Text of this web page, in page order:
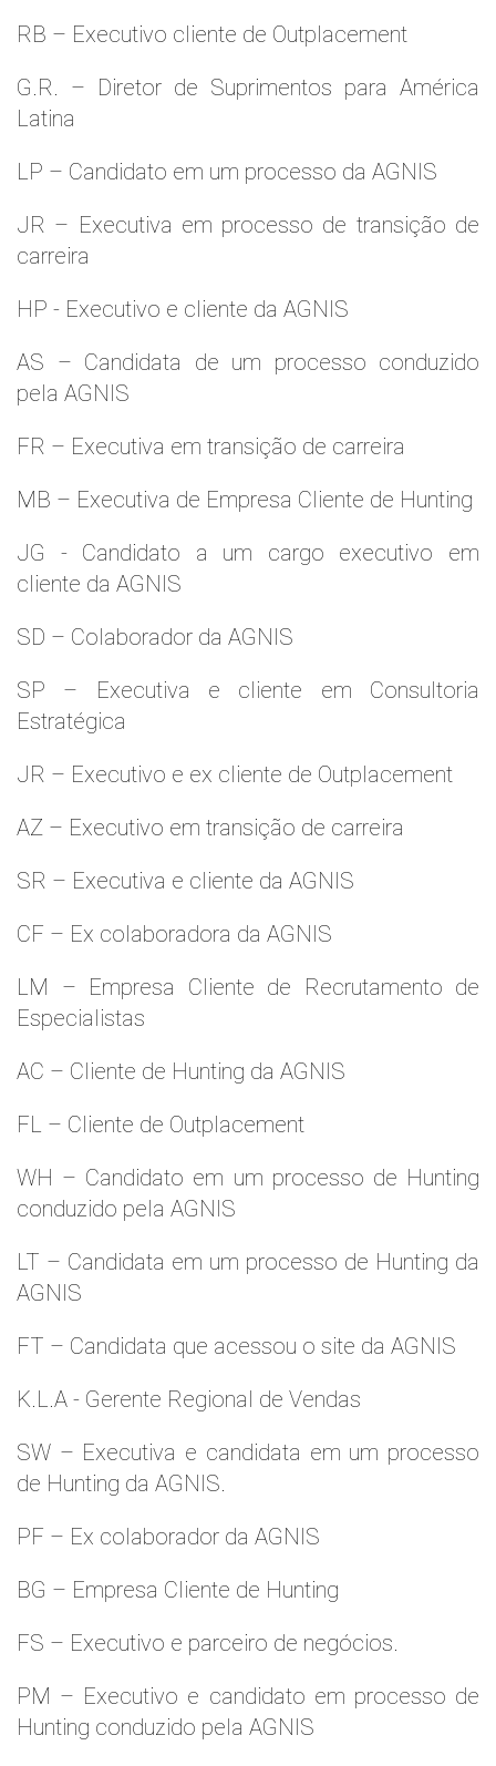
RB – Executivo cliente de Outplacement
G.R. – Diretor de Suprimentos para América
Latina
LP – Candidato em um processo da AGNIS
JR – Executiva em processo de transição de
carreira
HP - Executivo e cliente da AGNIS
AS – Candidata de um processo conduzido
pela AGNIS
FR – Executiva em transição de carreira
MB – Executiva de Empresa Cliente de Hunting
JG - Candidato a um cargo executivo em
cliente da AGNIS
SD – Colaborador da AGNIS
SP – Executiva e cliente em Consultoria
Estratégica
JR – Executivo e ex cliente de Outplacement
AZ – Executivo em transição de carreira
SR – Executiva e cliente da AGNIS
CF – Ex colaboradora da AGNIS
LM – Empresa Cliente de Recrutamento de
Especialistas
AC – Cliente de Hunting da AGNIS
FL – Cliente de Outplacement
WH – Candidato em um processo de Hunting
conduzido pela AGNIS
LT – Candidata em um processo de Hunting da
AGNIS
FT – Candidata que acessou o site da AGNIS
K.L.A - Gerente Regional de Vendas
SW – Executiva e candidata em um processo
de Hunting da AGNIS.
PF – Ex colaborador da AGNIS
BG – Empresa Cliente de Hunting
FS – Executivo e parceiro de negócios.
PM – Executivo e candidato em processo de
Hunting conduzido pela AGNIS